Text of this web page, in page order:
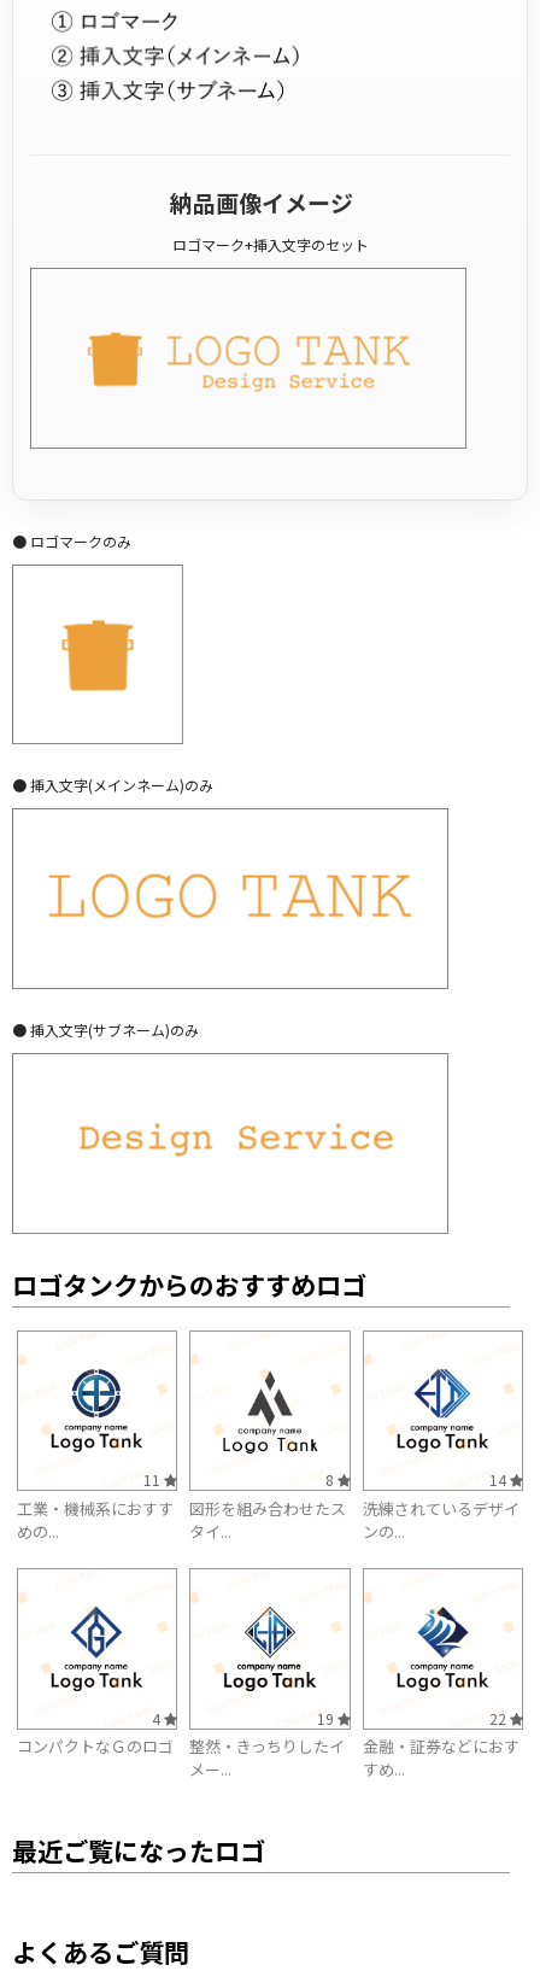
納品画像イメージ
ロゴマーク+挿入文字のセット
● ロゴマークのみ
● 挿入文字(メインネーム)のみ
● 挿入文字(サブネーム)のみ
ロゴタンクからのおすすめロゴ
11
工業・機械系におすす
めの...
8
図形を組み合わせたス
タイ...
14
洗練されているデザイ
ンの...
4
コンパクトなＧのロゴ
19
整然・きっちりしたイ
メー...
22
金融・証券などにおす
すめ...
最近ご覧になったロゴ
よくあるご質問